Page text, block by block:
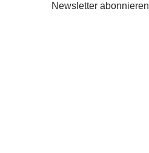
Newsletter abonnieren